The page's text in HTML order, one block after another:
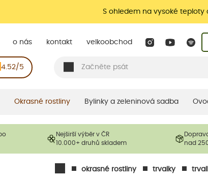
S ohledem na vysoké
o nás kontakt velkoobchod
4.52/5
Okrasné rostliny Bylinky a zeleninová sadba
Nejširší výběr v ČR
10.000+ druhů skladem
nad
okrasné rostliny trvalky